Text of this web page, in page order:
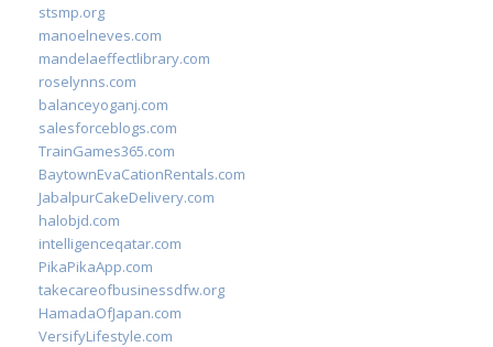
stsmp.org
manoelneves.com
mandelaeffectlibrary.com
roselynns.com
balanceyoganj.com
salesforceblogs.com
TrainGames365.com
BaytownEvaCationRentals.com
JabalpurCakeDelivery.com
halobjd.com
intelligenceqatar.com
PikaPikaApp.com
takecareofbusinessdfw.org
HamadaOfJapan.com
VersifyLifestyle.com